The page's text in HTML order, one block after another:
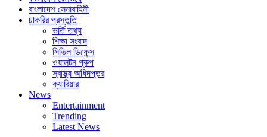
বাংলাদেশ সেনাবাহিনী
চাকরির প্রস্তুতি
ভর্তি তথ্য
শিক্ষা সংবাদ
সিভিল ডিফেন্স
ওয়ালটন গ্রুপ
স্বাস্থ্য অধিদপ্তর
ক্যারিয়ার
News
Entertainment
Trending
Latest News